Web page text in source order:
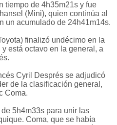
tiempo de 4h35m21s y fue
(Mini), quien continúa al
un acumulado de 24h41m14s.
finalizó undécimo en la
está octavo en la general, a
Cyril Després se adjudicó
de la clasificación general,
Coma.
5h4m33s para unir las
Coma, que se había